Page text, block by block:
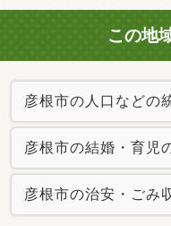
この地
彦根市の人口などの
彦根市の結婚・育児
彦根市の治安・ごみ